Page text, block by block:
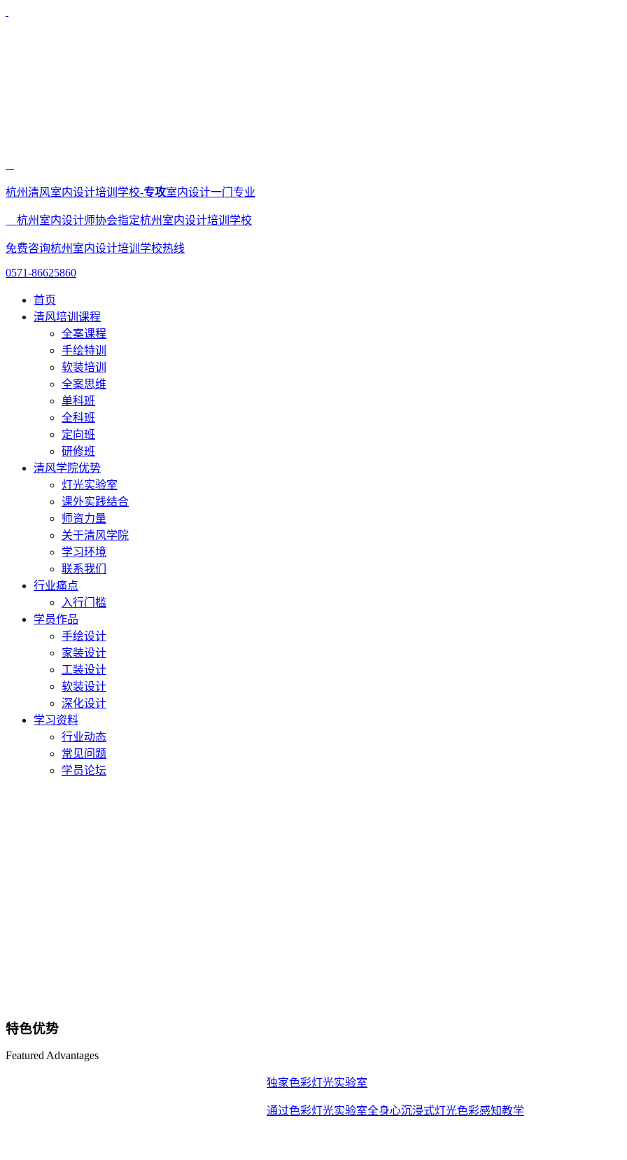
杭州清风室内设计培训学校-专攻室内设计一门专业
杭州室内设计师协会指定杭州室内设计培训学校
免费咨询杭州室内设计培训学校热线
0571-86625860
首页
清风培训课程
全案课程
手绘特训
软装培训
全案思维
单科班
全科班
定向班
研修班
清风学院优势
灯光实验室
课外实践结合
师资力量
关于清风学院
学习环境
联系我们
行业痛点
入行门槛
学员作品
手绘设计
家装设计
工装设计
软装设计
深化设计
学习资料
行业动态
常见问题
学员论坛
特色优势
Featured Advantages
独家色彩灯光实验室
通过色彩灯光实验室全身心沉浸式灯光色彩感知教学